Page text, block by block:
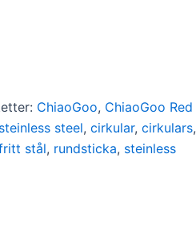
ChiaoGoo, ChiaoGoo Red
steel, cirkular, cirkulars,
stål, rundsticka, steinless